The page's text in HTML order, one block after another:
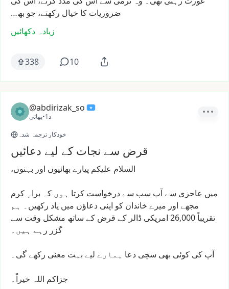
ضروریات کا خیال رکھتے، جو بھ…
زیادہ دکھائیں
338 10
@abdirizak_so
بھائی• 1د
خودکار ترجمہ شدہ
قرض سے نجات کے لیے دعائیں
السلام علیکم پیارے بھائیوں اور بہنوں،
میں عاجزی سےآپ سب سےدرخواست کرتا ہوں کہ براہِ کرم
مجھے اور میرے خاندان کو اپنی دعاؤں میں یاد رکھیں۔ ہم
تقریباً26,000 امریکی ڈالر کے قرض کے ساتھ مشکل وقت سے
گزر رہے ہیں۔
آپ کی کوئی بھی سچی دعا ہمارے لیے بہت معنی رکھےگی۔
جزاکم اللہ خیراً۔